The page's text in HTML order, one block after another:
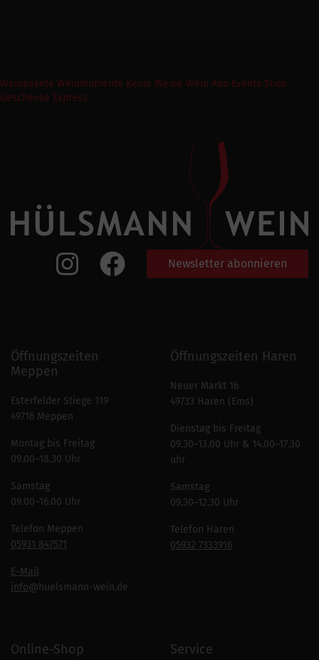
Weinpakete Weinmomente Keine Weine Wein Abo Events Shop
Geschenke Express
Newsletter abonnieren
Öffnungszeiten
Meppen
Esterfelder Stiege 119
49716 Meppen
Montag bis Freitag
09.00–18.30 Uhr
Samstag
09.00–16.00 Uhr
Telefon Meppen
05931 847571
E-Mail
info@huelsmann-wein.de
Öffnungszeiten Haren
Neuer Markt 16
49733 Haren (Ems)
Dienstag bis Freitag
09.30–13.00 Uhr & 14.00–17.30
uhr
Samstag
09.30–12.30 Uhr
Telefon Haren
05932 7333916
Online-Shop Service